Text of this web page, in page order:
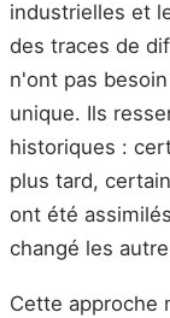
industrielles et
des traces de
n'ont pas
unique. Ils
historiques :
plus tard,
ont été
changé les
Cette approche